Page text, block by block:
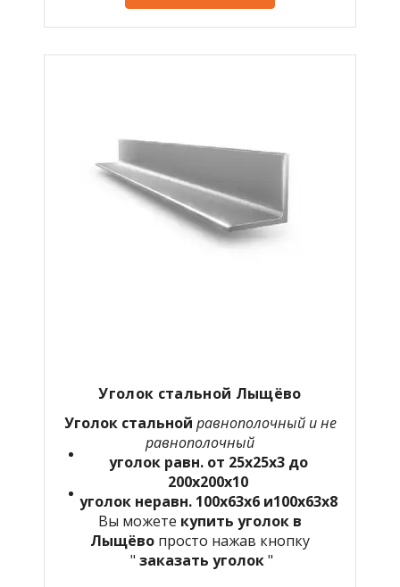
Уголок стальной Лыщёво
Уголок стальной равнополочный и не
равнополочный
уголок равн. от 25х25х3 до
200х200х10
уголок неравн. 100х63х6 и100х63х8
Вы можете купить уголок в
Лыщёво просто нажав кнопку
" заказать уголок"